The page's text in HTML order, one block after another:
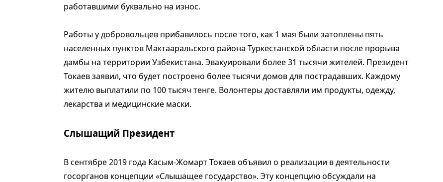
работавшими буквально на износ.
Работы у добровольцев прибавилось после того, как 1 мая были затоплены пять
населенных пунктов Мактааральского района Туркестанской области после прорыва
дамбы на территории Узбекистана. Эвакуировали более 31 тысячи жителей. Президент
Токаев заявил, что будет построено более тысячи домов для пострадавших. Каждому
жителю выплатили по 100 тысяч тенге. Волонтеры доставляли им продукты, одежду,
лекарства и медицинские маски.
Слышащий Президент
В сентябре 2019 года Касым-Жомарт Токаев объявил о реализации в деятельности
госорганов концепции «Слышащее государство». Эту концепцию обсуждали на